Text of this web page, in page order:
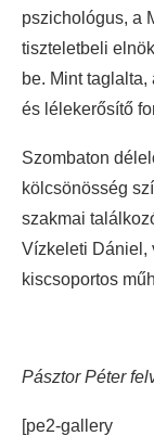
pszichológus, a
tiszteletbeli
be. Mint
és lélekerősítő
Szombaton
kölcsönösség
szakmai
Vízkeleti Dániel,
kiscsoportos
Pásztor Péter
[pe2-gallery